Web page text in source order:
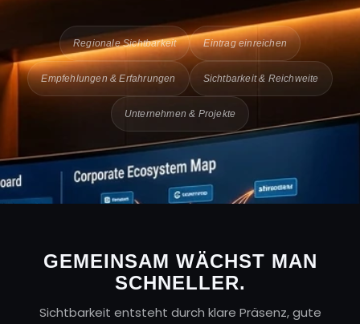
Regionale Sichtbarkeit Eintrag einreichen
Empfehlungen & Erfahrungen Sichtbarkeit & Reichweite
Unternehmen & Projekte
GEMEINSAM WÄCHST MAN
SCHNELLER.
Sichtbarkeit entsteht durch klare Präsenz, gute